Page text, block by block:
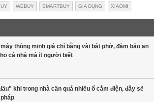
WEBUY SMARTBUY GIA DỤNG XIAOMI
thông minh giá chỉ bằng vài bát phở, đảm bảo an
cả nhà mà ít người biết
khi trong nhà cần quá nhiều ổ cắm điện, đây sẽ
pháp